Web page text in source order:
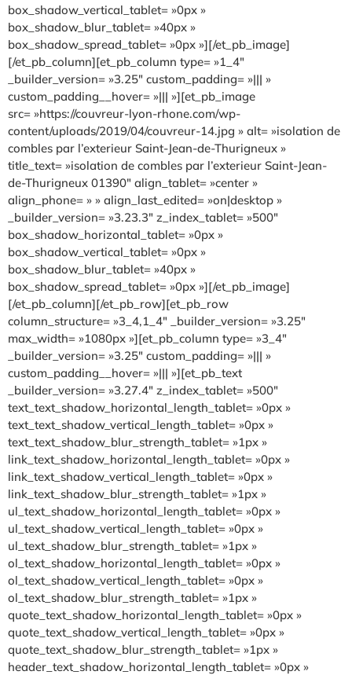
box_shadow_vertical_tablet= »0px »
box_shadow_blur_tablet= »40px »
box_shadow_spread_tablet= »0px »][/et_pb_image]
[/et_pb_column][et_pb_column type= »1_4″
_builder_version= »3.25″ custom_padding= »||| »
custom_padding__hover= »||| »][et_pb_image
src= »https://couvreur-lyon-rhone.com/wp-
content/uploads/2019/04/couvreur-14.jpg » alt= »isolation de
combles par l’exterieur Saint-Jean-de-Thurigneux »
title_text= »isolation de combles par l’exterieur Saint-Jean-
de-Thurigneux 01390″ align_tablet= »center »
align_phone= » » align_last_edited= »on|desktop »
_builder_version= »3.23.3″ z_index_tablet= »500″
box_shadow_horizontal_tablet= »0px »
box_shadow_vertical_tablet= »0px »
box_shadow_blur_tablet= »40px »
box_shadow_spread_tablet= »0px »][/et_pb_image]
[/et_pb_column][/et_pb_row][et_pb_row
column_structure= »3_4,1_4″ _builder_version= »3.25″
max_width= »1080px »][et_pb_column type= »3_4″
_builder_version= »3.25″ custom_padding= »||| »
custom_padding__hover= »||| »][et_pb_text
_builder_version= »3.27.4″ z_index_tablet= »500″
text_text_shadow_horizontal_length_tablet= »0px »
text_text_shadow_vertical_length_tablet= »0px »
text_text_shadow_blur_strength_tablet= »1px »
link_text_shadow_horizontal_length_tablet= »0px »
link_text_shadow_vertical_length_tablet= »0px »
link_text_shadow_blur_strength_tablet= »1px »
ul_text_shadow_horizontal_length_tablet= »0px »
ul_text_shadow_vertical_length_tablet= »0px »
ul_text_shadow_blur_strength_tablet= »1px »
ol_text_shadow_horizontal_length_tablet= »0px »
ol_text_shadow_vertical_length_tablet= »0px »
ol_text_shadow_blur_strength_tablet= »1px »
quote_text_shadow_horizontal_length_tablet= »0px »
quote_text_shadow_vertical_length_tablet= »0px »
quote_text_shadow_blur_strength_tablet= »1px »
header_text_shadow_horizontal_length_tablet= »0px »